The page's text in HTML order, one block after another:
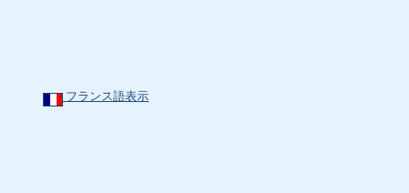
フランス語表示